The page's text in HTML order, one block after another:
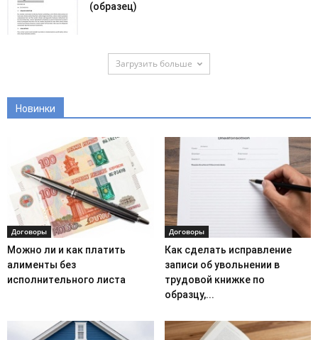
(образец)
Загрузить больше
Новинки
Договоры
Можно ли и как платить
алименты без
исполнительного листа
Договоры
Как сделать исправление
записи об увольнении в
трудовой книжке по
образцу,...